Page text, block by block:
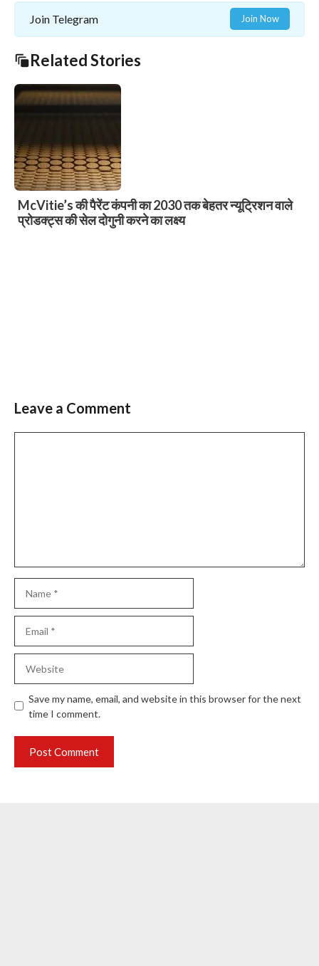
Join Telegram Join Now
Related Stories
भाजपा खड़गपुर सदर मंडल-1 का दो दिवसीय प्रशिक्षण शिविर
Slide 3 of 6
Leave a Comment
Save my name, email, and website in this browser for the next
time I comment.